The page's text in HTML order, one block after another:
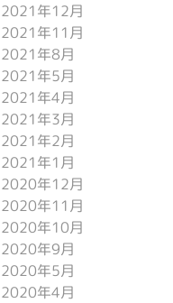
2021年12月
2021年11月
2021年8月
2021年5月
2021年4月
2021年3月
2021年2月
2021年1月
2020年12月
2020年11月
2020年10月
2020年9月
2020年5月
2020年4月